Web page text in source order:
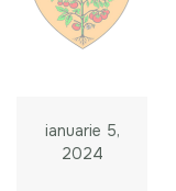
ianuarie 5,
2024